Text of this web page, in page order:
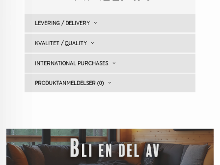
LEVERING / DELIVERY
KVALITET / QUALITY
INTERNATIONAL PURCHASES
PRODUKTANMELDELSER (0)